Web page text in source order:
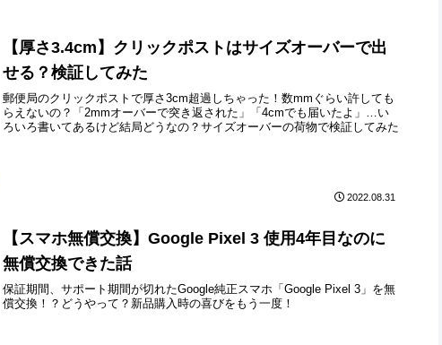
【厚さ3.4cm】クリックポストはサイズオーバーで出
せる？検証してみた
郵便局のクリックポストで厚さ3cm超過しちゃった！数mmぐらい許しても
らえないの？「2mmオーバーで突き返された」「4cmでも届いたよ」…い
ろいろ書いてあるけど結局どうなの？サイズオーバーの荷物で検証してみた
2022.08.31
【スマホ無償交換】Google Pixel 3 使用4年目なのに
無償交換できた話
保証期間、サポート期間が切れたGoogle純正スマホ「Google Pixel 3」を無
償交換！？どうやって？新品購入時の喜びをもう一度！